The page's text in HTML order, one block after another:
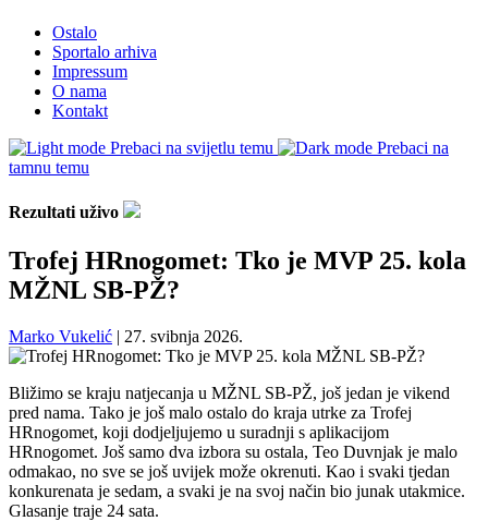
Ostalo
Sportalo arhiva
Impressum
O nama
Kontakt
Prebaci na svijetlu temu
Prebaci na
tamnu temu
Rezultati uživo
Trofej HRnogomet: Tko je MVP 25. kola
MŽNL SB-PŽ?
Marko Vukelić | 27. svibnja 2026.
Bližimo se kraju natjecanja u MŽNL SB-PŽ, još jedan je vikend
pred nama. Tako je još malo ostalo do kraja utrke za Trofej
HRnogomet, koji dodjeljujemo u suradnji s aplikacijom
HRnogomet. Još samo dva izbora su ostala, Teo Duvnjak je malo
odmakao, no sve se još uvijek može okrenuti. Kao i svaki tjedan
konkurenata je sedam, a svaki je na svoj način bio junak utakmice.
Glasanje traje 24 sata.